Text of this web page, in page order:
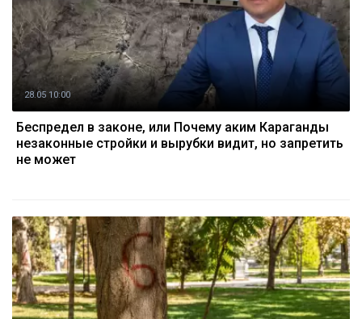
28.05 10:00
Беспредел в законе, или Почему аким Караганды
незаконные стройки и вырубки видит, но запретить
не может